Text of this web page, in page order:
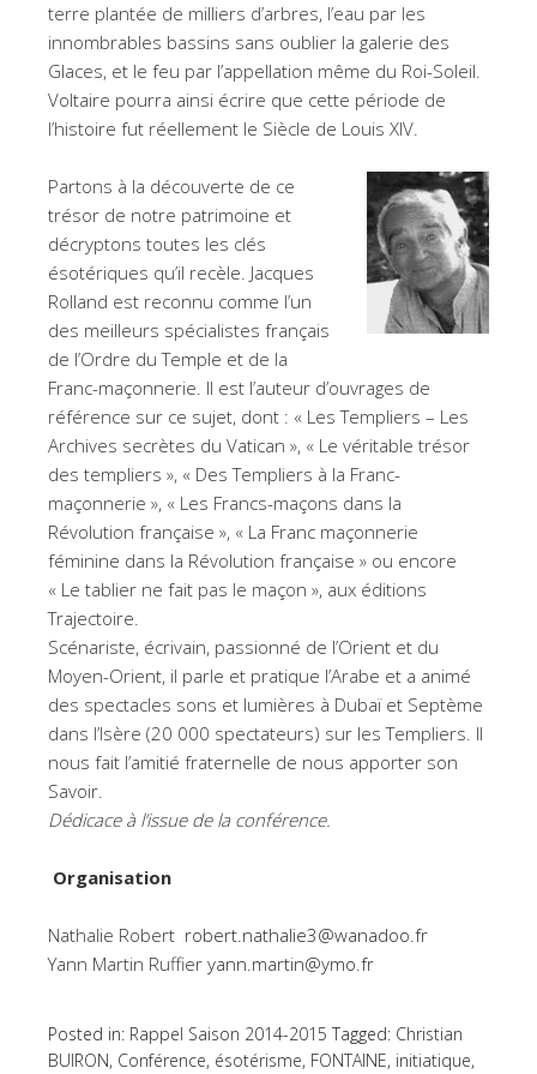
terre plantée de milliers d’arbres, l’eau par les
innombrables bassins sans oublier la galerie des
Glaces, et le feu par l’appellation même du Roi-Soleil.
Voltaire pourra ainsi écrire que cette période de
l’histoire fut réellement le Siècle de Louis XIV.
Partons à la découverte de ce
trésor de notre patrimoine et
décryptons toutes les clés
ésotériques qu’il recèle. Jacques
Rolland est reconnu comme l’un
des meilleurs spécialistes français
de l’Ordre du Temple et de la
Franc-maçonnerie. Il est l’auteur d’ouvrages de
référence sur ce sujet, dont : « Les Templiers – Les
Archives secrètes du Vatican », « Le véritable trésor
des templiers », « Des Templiers à la Franc-
maçonnerie », « Les Francs-maçons dans la
Révolution française », « La Franc maçonnerie
féminine dans la Révolution française » ou encore
« Le tablier ne fait pas le maçon », aux éditions
Trajectoire.
Scénariste, écrivain, passionné de l’Orient et du
Moyen-Orient, il parle et pratique l’Arabe et a animé
des spectacles sons et lumières à Dubaï et Septème
dans l’Isère (20 000 spectateurs) sur les Templiers. Il
nous fait l’amitié fraternelle de nous apporter son
Savoir.
Dédicace à l’issue de la conférence.
Organisation
Nathalie Robert robert.nathalie3@wanadoo.fr
Yann Martin Ruffier yann.martin@ymo.fr
Posted in: Rappel Saison 2014-2015 Tagged: Christian
BUIRON, Conférence, ésotérisme, FONTAINE, initiatique,